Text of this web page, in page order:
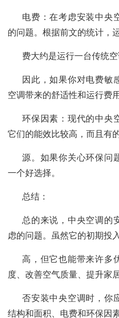
电费：在考虑安装中央
的问题。根据前文的统计，
费大约是运行一台传统空
因此，如果你对电费敏
空调带来的舒适性和运行费用
环保因素：现代的中央
它们的能效比较高，而且有
源。如果你关心环保问
一个好选择。
总结：
总的来说，中央空调的
虑的问题。虽然它的初期投
高，但它也能带来许多
度、改善空气质量、提升家
否安装中央空调时，你
结构和面积、电费和环保因